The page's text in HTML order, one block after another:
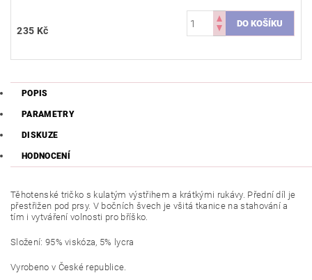
235 Kč
POPIS
PARAMETRY
DISKUZE
HODNOCENÍ
Těhotenské tričko s kulatým výstřihem a krátkými rukávy. Přední díl je
přestřižen pod prsy. V bočních švech je všitá tkanice na stahování a
tím i vytváření volnosti pro bříško.
Složení: 95% viskóza, 5% lycra
Vyrobeno v České republice.